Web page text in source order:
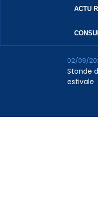
ACTU
Stonde
estivale
02/09/